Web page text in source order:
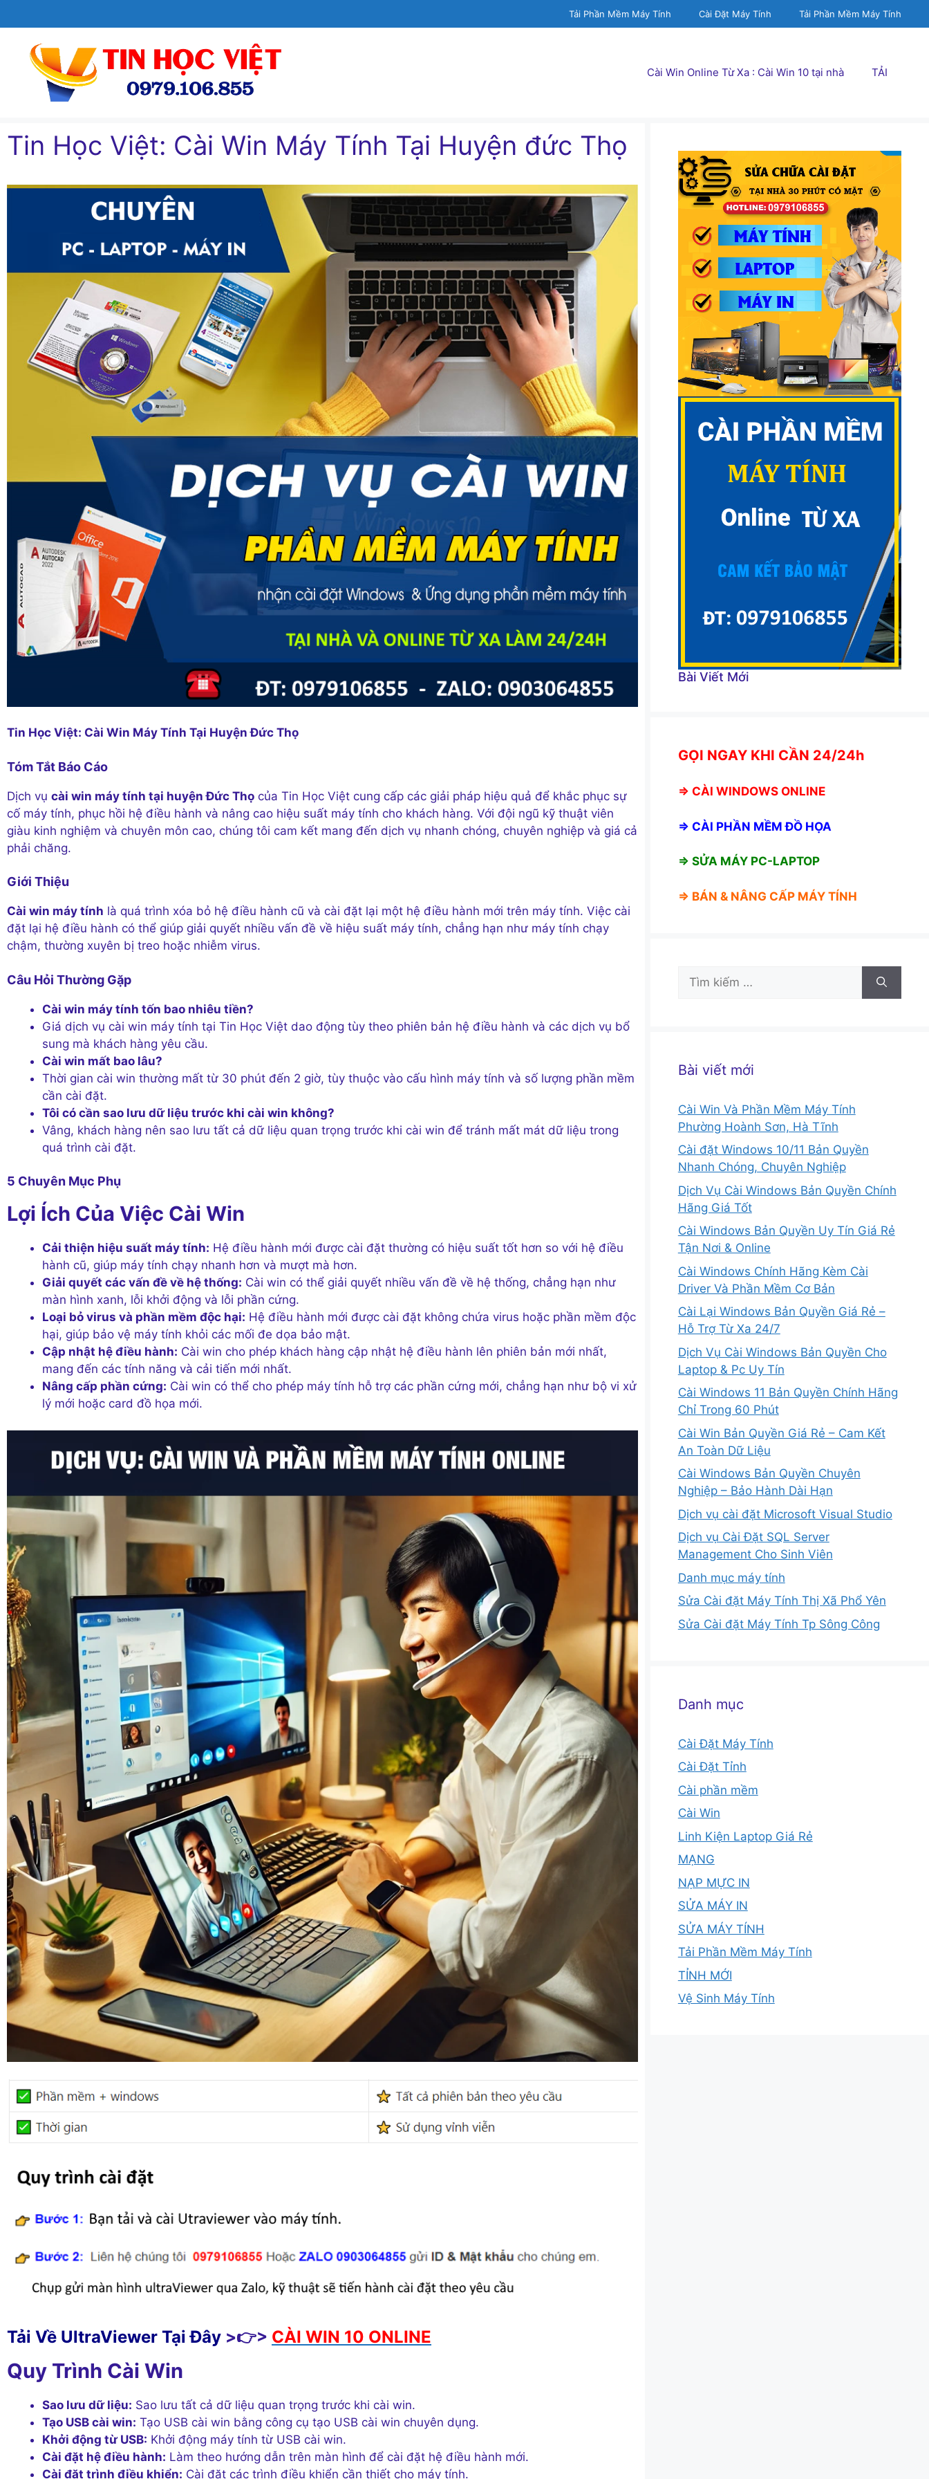
đến
Tải Phần Mềm Máy Tính Cài Đặt Máy Tính Tải Phần Mềm Máy Tính
Cài Win Online Từ Xa : Cài Win 10 tại nhà TẢI
Tin Học Việt: Cài Win Máy Tính Tại Huyện đức Thọ
Tin Học Việt: Cài Win Máy Tính Tại Huyện Đức Thọ
Tóm Tắt Báo Cáo
Dịch vụ cài win máy tính tại huyện Đức Thọ của Tin Học Việt cung cấp các giải pháp hiệu quả để khắc phục sự
cố máy tính, phục hồi hệ điều hành và nâng cao hiệu suất máy tính cho khách hàng. Với đội ngũ kỹ thuật viên
giàu kinh nghiệm và chuyên môn cao, chúng tôi cam kết mang đến dịch vụ nhanh chóng, chuyên nghiệp và giá cả
phải chăng.
Giới Thiệu
Cài win máy tính là quá trình xóa bỏ hệ điều hành cũ và cài đặt lại một hệ điều hành mới trên máy tính. Việc cài
đặt lại hệ điều hành có thể giúp giải quyết nhiều vấn đề về hiệu suất máy tính, chẳng hạn như máy tính chạy
chậm, thường xuyên bị treo hoặc nhiễm virus.
Câu Hỏi Thường Gặp
Cài win máy tính tốn bao nhiêu tiền?
Giá dịch vụ cài win máy tính tại Tin Học Việt dao động tùy theo phiên bản hệ điều hành và các dịch vụ bổ
sung mà khách hàng yêu cầu.
Cài win mất bao lâu?
Thời gian cài win thường mất từ 30 phút đến 2 giờ, tùy thuộc vào cấu hình máy tính và số lượng phần mềm
cần cài đặt.
Tôi có cần sao lưu dữ liệu trước khi cài win không?
Vâng, khách hàng nên sao lưu tất cả dữ liệu quan trọng trước khi cài win để tránh mất mát dữ liệu trong
quá trình cài đặt.
5 Chuyên Mục Phụ
Lợi Ích Của Việc Cài Win
Cải thiện hiệu suất máy tính: Hệ điều hành mới được cài đặt thường có hiệu suất tốt hơn so với hệ điều
hành cũ, giúp máy tính chạy nhanh hơn và mượt mà hơn.
Giải quyết các vấn đề về hệ thống: Cài win có thể giải quyết nhiều vấn đề về hệ thống, chẳng hạn như
màn hình xanh, lỗi khởi động và lỗi phần cứng.
Loại bỏ virus và phần mềm độc hại: Hệ điều hành mới được cài đặt không chứa virus hoặc phần mềm độc
hại, giúp bảo vệ máy tính khỏi các mối đe dọa bảo mật.
Cập nhật hệ điều hành: Cài win cho phép khách hàng cập nhật hệ điều hành lên phiên bản mới nhất,
mang đến các tính năng và cải tiến mới nhất.
Nâng cấp phần cứng: Cài win có thể cho phép máy tính hỗ trợ các phần cứng mới, chẳng hạn như bộ vi xử
lý mới hoặc card đồ họa mới.
Tải Về UltraViewer Tại Đây >👉> CÀI WIN 10 ONLINE
Quy Trình Cài Win
Sao lưu dữ liệu: Sao lưu tất cả dữ liệu quan trọng trước khi cài win.
Tạo USB cài win: Tạo USB cài win bằng công cụ tạo USB cài win chuyên dụng.
Khởi động từ USB: Khởi động máy tính từ USB cài win.
Cài đặt hệ điều hành: Làm theo hướng dẫn trên màn hình để cài đặt hệ điều hành mới.
Cài đặt trình điều khiển: Cài đặt các trình điều khiển cần thiết cho máy tính.
Bài Viết Mới
GỌI NGAY KHI CẦN 24/24h
⇒ CÀI WINDOWS ONLINE
⇒ CÀI PHẦN MỀM ĐỒ HỌA
⇒ SỬA MÁY PC-LAPTOP
⇒ BÁN & NÂNG CẤP MÁY TÍNH
Tìm
kiếm
Bài viết mới
Cài Win Và Phần Mềm Máy Tính
Phường Hoành Sơn, Hà Tĩnh
Cài đặt Windows 10/11 Bản Quyền
Nhanh Chóng, Chuyên Nghiệp
Dịch Vụ Cài Windows Bản Quyền Chính
Hãng Giá Tốt
Cài Windows Bản Quyền Uy Tín Giá Rẻ
Tận Nơi & Online
Cài Windows Chính Hãng Kèm Cài
Driver Và Phần Mềm Cơ Bản
Cài Lại Windows Bản Quyền Giá Rẻ –
Hỗ Trợ Từ Xa 24/7
Dịch Vụ Cài Windows Bản Quyền Cho
Laptop & Pc Uy Tín
Cài Windows 11 Bản Quyền Chính Hãng
Chỉ Trong 60 Phút
Cài Win Bản Quyền Giá Rẻ – Cam Kết
An Toàn Dữ Liệu
Cài Windows Bản Quyền Chuyên
Nghiệp – Bảo Hành Dài Hạn
Dịch vụ cài đặt Microsoft Visual Studio
Dịch vụ Cài Đặt SQL Server
Management Cho Sinh Viên
Danh mục máy tính
Sửa Cài đặt Máy Tính Thị Xã Phổ Yên
Sửa Cài đặt Máy Tính Tp Sông Công
Danh mục
Cài Đặt Máy Tính
Cài Đặt Tỉnh
Cài phần mềm
Cài Win
Linh Kiện Laptop Giá Rẻ
MẠNG
NẠP MỰC IN
SỬA MÁY IN
SỬA MÁY TÍNH
Tải Phần Mềm Máy Tính
TỈNH MỚI
Vệ Sinh Máy Tính